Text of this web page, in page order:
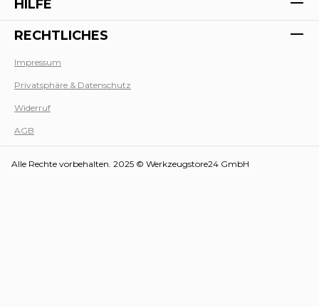
HILFE
RECHTLICHES
Impressum
Privatsphäre & Datenschutz
Widerruf
AGB
Alle Rechte vorbehalten. 2025 © Werkzeugstore24 GmbH